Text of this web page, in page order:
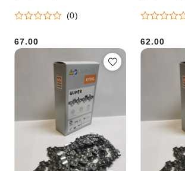
(0)
Cena:
67.00
Cena:
62.00